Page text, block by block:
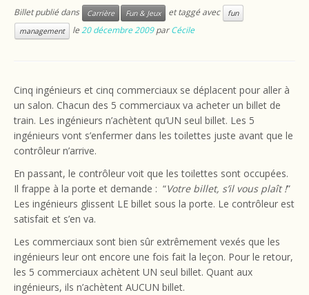
Billet publié dans Carrière Fun & Jeux et taggé avec
fun
management
le20 décembre 2009 parCécile
Cinq ingénieurs et cinq commerciaux se déplacent pour aller à
un salon. Chacun des 5 commerciaux va acheter un billet de
train. Les ingénieurs n’achètent qu’UN seul billet. Les 5
ingénieurs vont s’enfermer dans les toilettes juste avant que le
contrôleur n’arrive.
En passant, le contrôleur voit que les toilettes sont occupées.
Il frappe à la porte et demande : “Votre billet, s’il vous plaît !”
Les ingénieurs glissent LE billet sous la porte. Le contrôleur est
satisfait et s’en va.
Les commerciaux sont bien sûr extrêmement vexés que les
ingénieurs leur ont encore une fois fait la leçon. Pour le retour,
les 5 commerciaux achètent UN seul billet. Quant aux
ingénieurs, ils n’achètent AUCUN billet.